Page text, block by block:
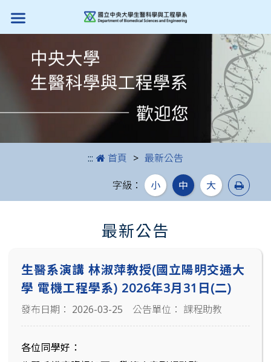
::: 首頁 最新公告
字級： 小 中 大 列印
最新公告
生醫系演講 林淑萍教授(國立陽明交通大
學 電機工程學系) 2026年3月31日(二)
發布日期： 2026-03-25 公告單位： 課程助教
各位同學好：